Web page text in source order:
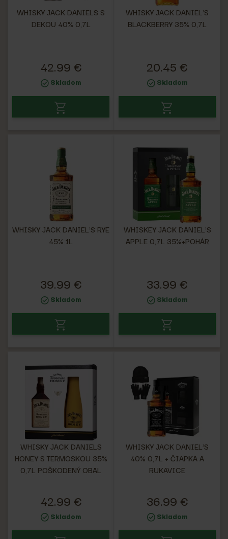
WHISKY JACK DANIELS S
DEKOU 40% 0,7L
42.99 €
Skladom
WHISKY JACK DANIEL'S
BLACKBERRY 35% 0,7L
20.45 €
Skladom
WHISKY JACK DANIEL'S RYE
45% 1L
39.99 €
Skladom
WHISKEY JACK DANIEL'S
APPLE 0,7L 35%+POHÁR
33.99 €
Skladom
WHISKY JACK DANIELS
HONEY S TERMOSKOU 35%
0,7L POŠKODENÝ OBAL
42.99 €
Skladom
WHISKY JACK DANIEL'S
40% 0,7L + ČIAPKA A
RUKAVICE
36.99 €
Skladom